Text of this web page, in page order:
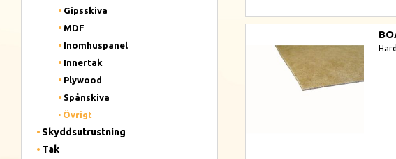
Gipsskiva
MDF
Inomhuspanel
Innertak
Plywood
Spånskiva
Övrigt
Skyddsutrustning
Tak